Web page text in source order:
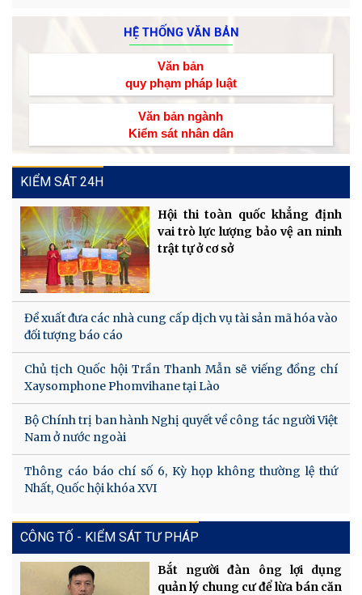
HỆ THỐNG VĂN BẢN
Văn bản
quy phạm pháp luật
Văn bản ngành
Kiểm sát nhân dân
KIỂM SÁT 24H
Hội thi toàn quốc khẳng định
vai trò lực lượng bảo vệ an ninh
trật tự ở cơ sở
Đề xuất đưa các nhà cung cấp dịch vụ tài sản mã hóa vào
đối tượng báo cáo
Chủ tịch Quốc hội Trần Thanh Mẫn sẽ viếng đồng chí
Xaysomphone Phomvihane tại Lào
Bộ Chính trị ban hành Nghị quyết về công tác người Việt
Nam ở nước ngoài
Thông cáo báo chí số 6, Kỳ họp không thường lệ thứ
Nhất, Quốc hội khóa XVI
CÔNG TỐ - KIỂM SÁT TƯ PHÁP
Bắt người đàn ông lợi dụng
quản lý chung cư để lừa bán căn